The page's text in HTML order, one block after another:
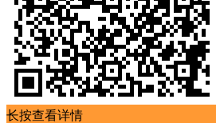
长按查看详情